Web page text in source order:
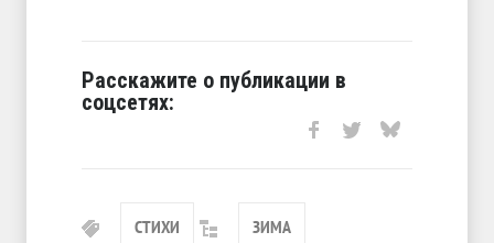
Расскажите о публикации в
соцсетях:
СТИХИ ЗИМА